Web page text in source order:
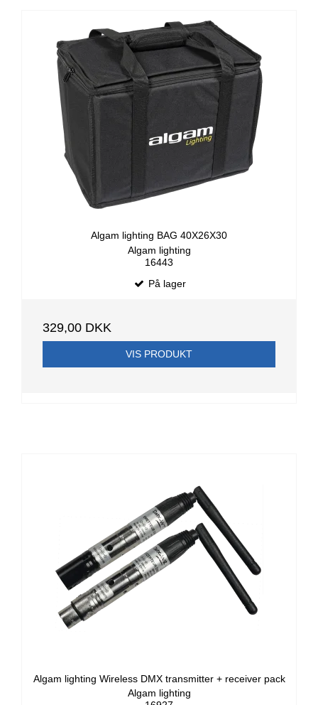
Algam lighting BAG 40X26X30
Algam lighting
16443
På lager
329,00 DKK
VIS PRODUKT
Algam lighting Wireless DMX transmitter + receiver pack
Algam lighting